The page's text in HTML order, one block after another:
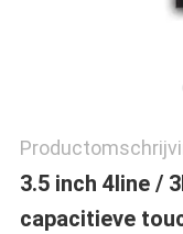
3.5 inch 4line /
capacitieve